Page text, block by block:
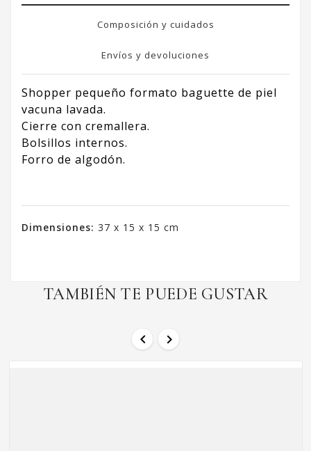
Composición y cuidados
Envíos y devoluciones
Shopper pequeño formato baguette de piel
vacuna lavada.
Cierre con cremallera.
Bolsillos internos.
Forro de algodón.
Dimensiones: 37 x 15 x 15 cm
TAMBIÉN TE PUEDE GUSTAR
 